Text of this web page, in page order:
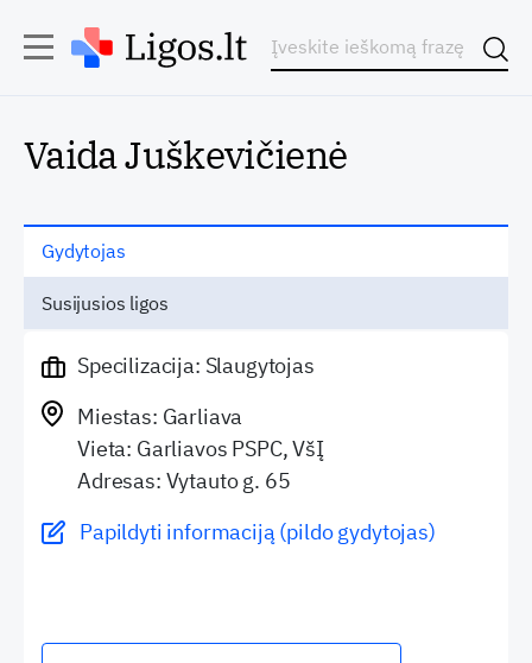
Vaida Juškevičienė
Gydytojas
Susijusios ligos
Specilizacija: Slaugytojas
Miestas: Garliava
Vieta: Garliavos PSPC, VšĮ
Adresas: Vytauto g. 65
Papildyti informaciją (pildo gydytojas)